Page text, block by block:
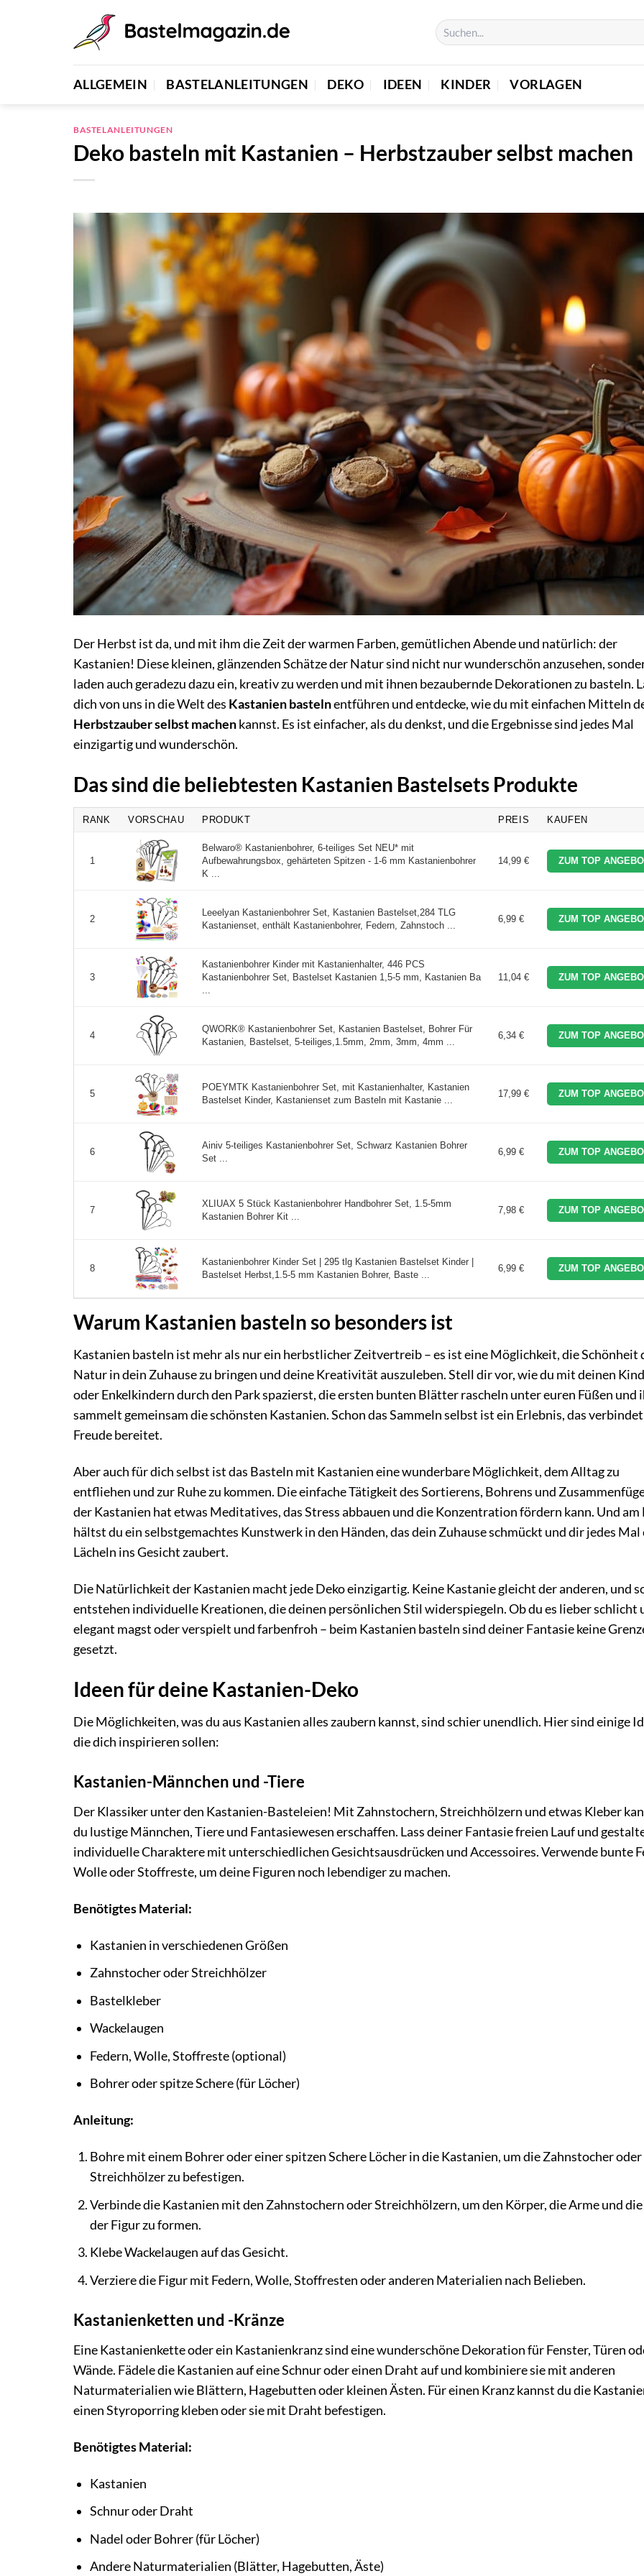
ALLGEMEIN BASTELANLEITUNGEN DEKO IDEEN KINDER VORLAGEN
BASTELANLEITUNGEN
Deko basteln mit Kastanien – Herbstzauber selbst machen
Der Herbst ist da, und mit ihm die Zeit der warmen Farben, gemütlichen Abende und natürlich: der
Kastanien! Diese kleinen, glänzenden Schätze der Natur sind nicht nur wunderschön anzusehen,
laden auch geradezu dazu ein, kreativ zu werden und mit ihnen bezaubernde Dekorationen zu basteln.
dich von uns in die Welt des Kastanien bastelnentführen und entdecke, wie du mit einfachen Mitteln
Herbstzauber selbst machenkannst. Es ist einfacher, als du denkst, und die Ergebnisse sind jedes Mal
einzigartig und wunderschön.
Das sind die beliebtesten Kastanien Bastelsets Produkte
RANK VORSCHAU PRODUKT PREIS KAUFEN
1
Belwaro® Kastanienbohrer, 6-teiliges Set NEU* mit
Aufbewahrungsbox, gehärteten Spitzen - 1-6 mm Kastanienbohrer
K ...
14,99 € ZUM TOP
2
Leeelyan Kastanienbohrer Set, Kastanien Bastelset,284 TLG
Kastanienset, enthält Kastanienbohrer, Federn, Zahnstoch ...
6,99 € ZUM TOP
3
Kastanienbohrer Kinder mit Kastanienhalter, 446 PCS
Kastanienbohrer Set, Bastelset Kastanien 1,5-5 mm, Kastanien Ba
...
11,04 € ZUM TOP
4
QWORK® Kastanienbohrer Set, Kastanien Bastelset, Bohrer Für
Kastanien, Bastelset, 5-teiliges,1.5mm, 2mm, 3mm, 4mm ...
6,34 € ZUM TOP
5
POEYMTK Kastanienbohrer Set, mit Kastanienhalter, Kastanien
Bastelset Kinder, Kastanienset zum Basteln mit Kastanie ...
17,99 € ZUM TOP
6
Ainiv 5-teiliges Kastanienbohrer Set, Schwarz Kastanien Bohrer
Set ...
6,99 € ZUM TOP
7
XLIUAX 5 Stück Kastanienbohrer Handbohrer Set, 1.5-5mm
Kastanien Bohrer Kit ...
7,98 € ZUM TOP
8
Kastanienbohrer Kinder Set | 295 tlg Kastanien Bastelset Kinder |
Bastelset Herbst,1.5-5 mm Kastanien Bohrer, Baste ...
6,99 € ZUM TOP
Warum Kastanien basteln so besonders ist
Kastanien basteln ist mehr als nur ein herbstlicher Zeitvertreib – es ist eine Möglichkeit, die Schönheit
Natur in dein Zuhause zu bringen und deine Kreativität auszuleben. Stell dir vor, wie du mit deinen
oder Enkelkindern durch den Park spazierst, die ersten bunten Blätter rascheln unter euren Füßen und
sammelt gemeinsam die schönsten Kastanien. Schon das Sammeln selbst ist ein Erlebnis, das
Freude bereitet.
Aber auch für dich selbst ist das Basteln mit Kastanien eine wunderbare Möglichkeit, dem Alltag zu
entfliehen und zur Ruhe zu kommen. Die einfache Tätigkeit des Sortierens, Bohrens und
der Kastanien hat etwas Meditatives, das Stress abbauen und die Konzentration fördern kann. Und am
hältst du ein selbstgemachtes Kunstwerk in den Händen, das dein Zuhause schmückt und dir jedes Mal
Lächeln ins Gesicht zaubert.
Die Natürlichkeit der Kastanien macht jede Deko einzigartig. Keine Kastanie gleicht der anderen, und
entstehen individuelle Kreationen, die deinen persönlichen Stil widerspiegeln. Ob du es lieber schlicht
elegant magst oder verspielt und farbenfroh – beim Kastanien basteln sind deiner Fantasie keine
gesetzt.
Ideen für deine Kastanien-Deko
Die Möglichkeiten, was du aus Kastanien alles zaubern kannst, sind schier unendlich. Hier sind einige
die dich inspirieren sollen:
Kastanien-Männchen und -Tiere
Der Klassiker unter den Kastanien-Basteleien! Mit Zahnstochern, Streichhölzern und etwas Kleber
du lustige Männchen, Tiere und Fantasiewesen erschaffen. Lass deiner Fantasie freien Lauf und
individuelle Charaktere mit unterschiedlichen Gesichtsausdrücken und Accessoires. Verwende bunte
Wolle oder Stoffreste, um deine Figuren noch lebendiger zu machen.
Benötigtes Material:
Kastanien in verschiedenen Größen
Zahnstocher oder Streichhölzer
Bastelkleber
Wackelaugen
Federn, Wolle, Stoffreste (optional)
Bohrer oder spitze Schere (für Löcher)
Anleitung:
Bohre mit einem Bohrer oder einer spitzen Schere Löcher in die Kastanien, um die Zahnstocher oder
Streichhölzer zu befestigen.
Verbinde die Kastanien mit den Zahnstochern oder Streichhölzern, um den Körper, die Arme und
der Figur zu formen.
Klebe Wackelaugen auf das Gesicht.
Verziere die Figur mit Federn, Wolle, Stoffresten oder anderen Materialien nach Belieben.
Kastanienketten und -Kränze
Eine Kastanienkette oder ein Kastanienkranz sind eine wunderschöne Dekoration für Fenster, Türen
Wände. Fädele die Kastanien auf eine Schnur oder einen Draht auf und kombiniere sie mit anderen
Naturmaterialien wie Blättern, Hagebutten oder kleinen Ästen. Für einen Kranz kannst du die
einen Styroporring kleben oder sie mit Draht befestigen.
Benötigtes Material:
Kastanien
Schnur oder Draht
Nadel oder Bohrer (für Löcher)
Andere Naturmaterialien (Blätter, Hagebutten, Äste)